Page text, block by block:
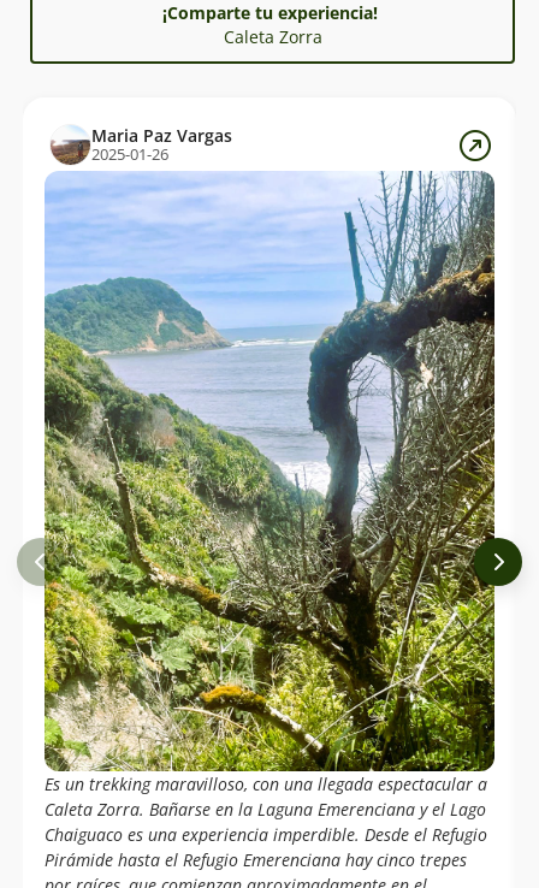
¡Comparte tu experiencia!
Caleta Zorra
Maria Paz Vargas
2025-01-26
Es un trekking maravilloso, con una llegada espectacular a
Caleta Zorra. Bañarse en la Laguna Emerenciana y el Lago
Chaiguaco es una experiencia imperdible. Desde el Refugio
Pirámide hasta el Refugio Emerenciana hay cinco trepes